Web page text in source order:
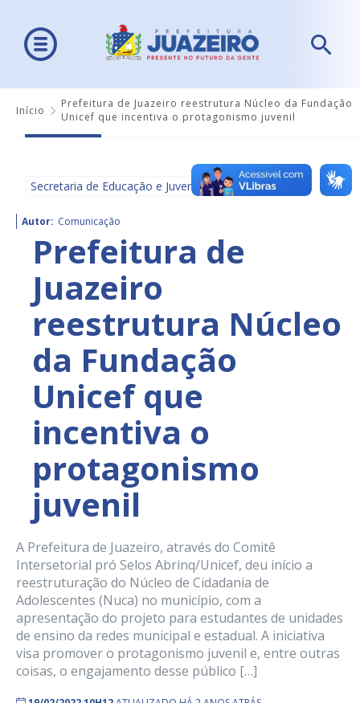
Início
Prefeitura de Juazeiro reestrutura Núcleo da Fundação
Unicef que incentiva o protagonismo juvenil
Secretaria de Educação e Juventude - SEDUC
Autor: Comunicação
Prefeitura de
Juazeiro
reestrutura Núcleo
da Fundação
Unicef que
incentiva o
protagonismo
juvenil
A Prefeitura de Juazeiro, através do Comitê
Intersetorial pró Selos Abrinq/Unicef, deu início a
reestruturação do Núcleo de Cidadania de
Adolescentes (Nuca) no município, com a
apresentação do projeto para estudantes de unidades
de ensino da redes municipal e estadual. A iniciativa
visa promover o protagonismo juvenil e, entre outras
coisas, o engajamento desse público […]